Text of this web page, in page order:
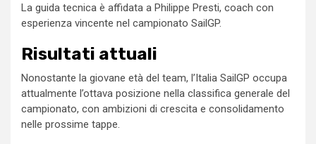
La guida tecnica è affidata a Philippe Presti, coach con
esperienza vincente nel campionato SailGP.
Risultati attuali
Nonostante la giovane età del team, l’Italia SailGP occupa
attualmente l’ottava posizione nella classifica generale del
campionato, con ambizioni di crescita e consolidamento
nelle prossime tappe.